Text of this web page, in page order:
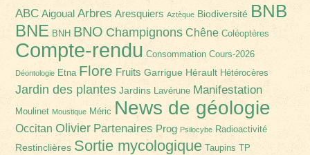
ABC Aigoual Arbres Aresquiers Aztèque Biodiversité BNB
BNE BNH BNO Champignons Chêne Coléoptères
Compte-rendu Consommation Cours-2026
Déontologie Etna Flore Fruits Garrigue Hérault Hétérocères
Jardin des plantes Jardins Lavérune Manifestation
Moulinet Moustique Méric News de géologie
Occitan Olivier Partenaires Prog Psilocybe Radioactivité
Restinclières Sortie mycologique Taupins TP